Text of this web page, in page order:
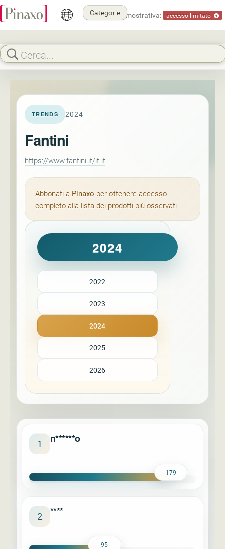
Modalità dimostrativa: accesso limitato
Categorie
TRENDS 2024
Fantini
https://www.fantini.it/it-it
Abbonati a Pinaxo per ottenere accesso
completo alla lista dei prodotti più osservati
2024
2022
2023
2024
2025
2026
1 n******o
179
2 ****
95